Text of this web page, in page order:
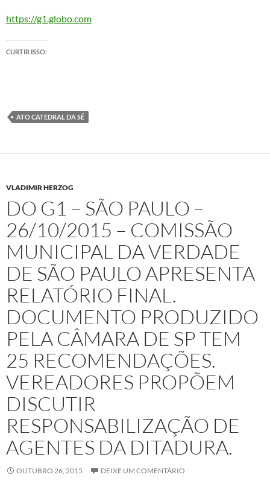
https://g1.globo.com
CURTIR ISSO:
ATO CATEDRAL DA SÊ
VLADIMIR HERZOG
DO G1 – SÃO PAULO –
26/10/2015 – COMISSÃO
MUNICIPAL DA VERDADE
DE SÃO PAULO APRESENTA
RELATÓRIO FINAL.
DOCUMENTO PRODUZIDO
PELA CÂMARA DE SP TEM
25 RECOMENDAÇÕES.
VEREADORES PROPÕEM
DISCUTIR
RESPONSABILIZAÇÃO DE
AGENTES DA DITADURA.
OUTUBRO 26, 2015 DEIXE UM COMENTÁRIO